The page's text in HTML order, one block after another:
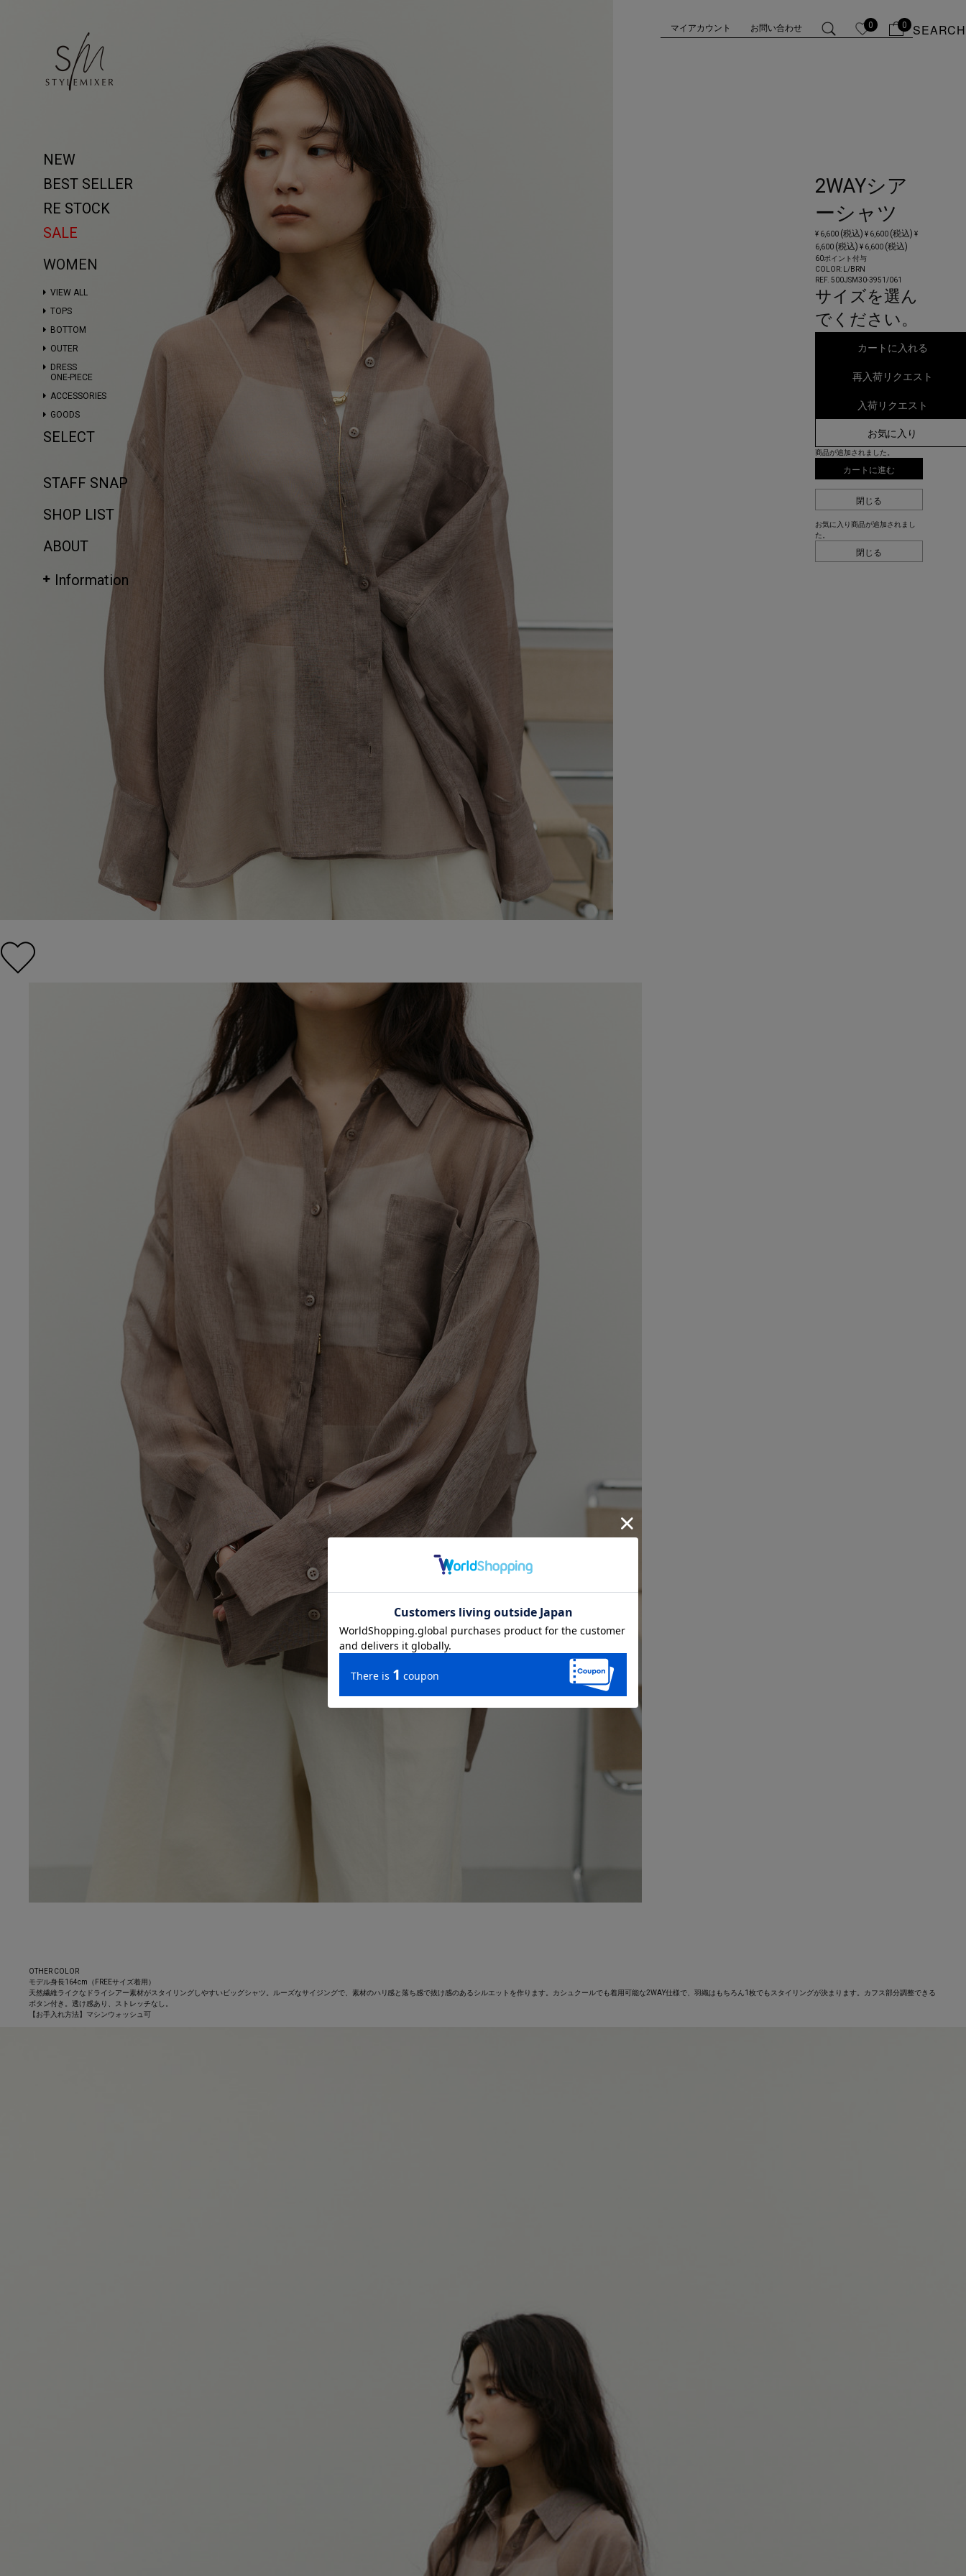
マイアカウント お問い合わせ 0 0 SEARCH
NEW
BEST SELLER
RE STOCK
SALE
WOMEN
VIEW ALL
TOPS
BOTTOM
OUTER
DRESS
ONE-PIECE
ACCESSORIES
GOODS
SELECT
STAFF SNAP
SHOP LIST
ABOUT
Information
2WAYシア
ーシャツ
¥ 6,600 (税込) ¥ 6,600 (税込) ¥
6,600 (税込) ¥ 6,600 (税込)
60ポイント付与
COLOR:
L/BRN
REF. 500JSM30-3951/061
サイズを選ん
でください。
カートに入れる
再入荷リクエスト
入荷リクエスト
お気に入り
商品が追加されました。
カートに進む
閉じる
お気に入り商品が追加されまし
た。
閉じる
OTHER COLOR
モデル身長164cm（FREEサイズ着用）
天然繊維ライクなドライシアー素材がスタイリングしやすいビッグシャツ。ルーズなサイジングで、素材のハリ感と落ち感で抜け感のあるシルエットを作ります。カシュクールでも着用可能な2WAY仕様で、羽織はもちろん1枚でもスタイリングが決まります。カフス部分調整できる
ボタン付き。透け感あり、ストレッチなし。
【お手入れ方法】マシンウォッシュ可